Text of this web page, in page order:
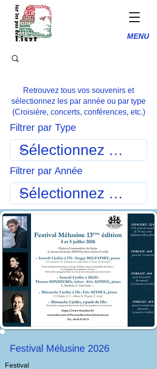
MENU
Retrouvez tous vos souvenirs et
sélectionnez les par année ou par type
(Croisière, concerts, conférences, etc.)
Filtrer par Type
Filtrer par Année
Festival Mélusine 2026
Festival